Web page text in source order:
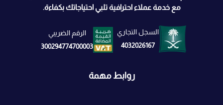
مع خدمة عملاء احترافية تلبي احتياجاتك بكفاءة.
السجل التجاري
4032026167
الرقم الضريبي
300294774700003
روابط مهمة